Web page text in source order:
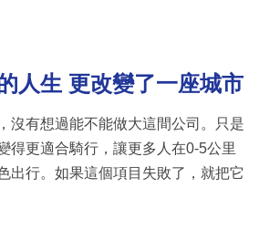
人生 更改變了一座城市
沒有想過能不能做大這間公司。只是
得更適合騎行，讓更多人在0-5公里
出行。如果這個項目失敗了，就把它